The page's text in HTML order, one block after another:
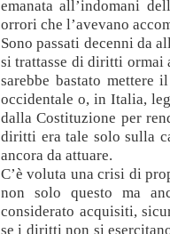
emanata all’indomani
orrori che l’avevano
Sono passati decenni da
si trattasse di diritti ormai
sarebbe bastato mettere
occidentale o, in Italia,
dalla Costituzione per
diritti era tale solo sulla
ancora da attuare.
C’è voluta una crisi di
non solo questo ma
considerato acquisiti,
se i diritti non si